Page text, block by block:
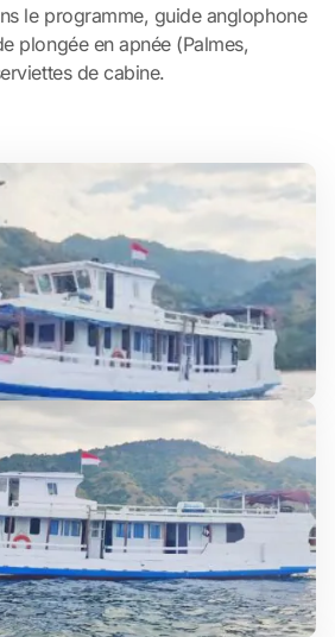
le programme, guide anglophone
plongée en apnée (Palmes,
de cabine.